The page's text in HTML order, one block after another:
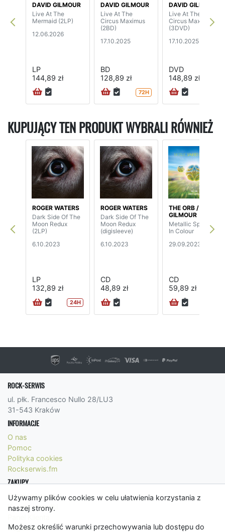
Używamy plików cookies w celu ułatwienia korzystania z
naszej strony.
Możesz określić warunki przechowywania lub dostępu do
DAVID GILMOUR
Live At The
Mermaid (2LP)
12.06.2026
LP
144,89 zł
DAVID GILMOUR
Live At The
Circus Maximus
(2BD)
17.10.2025
BD
128,89 zł
72H
DAVID GILMOUR
Live At The
Circus Maximus
(3DVD)
17.10.2025
DVD
148,89 zł
KUPUJĄCY TEN PRODUKT WYBRALI RÓWNIEŻ
ROGER WATERS
Dark Side Of The
Moon Redux
(2LP)
6.10.2023
LP
132,89 zł
24H
ROGER WATERS
Dark Side Of The
Moon Redux
(digisleeve)
6.10.2023
CD
48,89 zł
THE ORB / DAVID
GILMOUR
Metallic Spheres
In Colour
29.09.2023
CD
59,89 zł
ROCK-SERWIS
ul. płk. Francesco Nullo 28/LU3
31-543 Kraków
INFORMACJE
O nas
Pomoc
Polityka cookies
Rockserwis.fm
ZAKUPY
Formy płatności
Koszty wysyłki
Regulamin